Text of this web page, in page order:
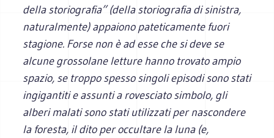
della storiografia” (della storiografia di sinistra,
naturalmente) appaiono pateticamente fuori
stagione. Forse non è ad esse che si deve se
alcune grossolane letture hanno trovato ampio
spazio, se troppo spesso singoli episodi sono stati
ingigantiti e assunti a rovesciato simbolo, gli
alberi malati sono stati utilizzati per nascondere
la foresta, il dito per occultare la luna (e,